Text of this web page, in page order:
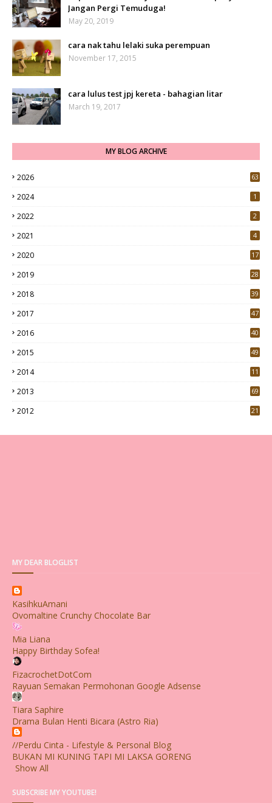
Jangan Pergi Temuduga!
May 20, 2019
cara nak tahu lelaki suka perempuan
November 17, 2015
cara lulus test jpj kereta - bahagian litar
March 19, 2017
MY BLOG ARCHIVE
2026 63
2024 1
2022 2
2021 4
2020
17
2019
28
2018
39
2017
47
2016
40
2015
49
2014 11
2013 69
2012 21
MY DEAR BLOGLIST
KasihkuAmani
Ovomaltine Crunchy Chocolate Bar
Mia Liana
Happy Birthday Sofea!
FizacrochetDotCom
Rayuan Semakan Permohonan Google Adsense
Tiara Saphire
Drama Bulan Henti Bicara (Astro Ria)
//Perdu Cinta - Lifestyle & Personal Blog
BUKAN MI KUNING TAPI MI LAKSA GORENG
Show All
SUBSCRIBE MY YOUTUBE!